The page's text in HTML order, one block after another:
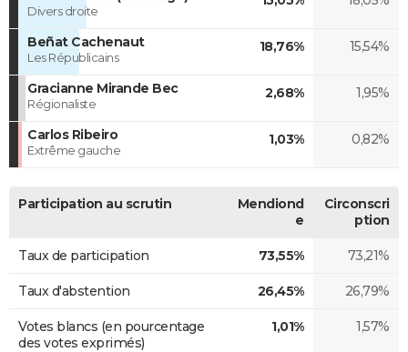
Divers droite
Beñat Cachenaut
Les Républicains
18,76% 15,54%
Gracianne Mirande Bec
Régionaliste
2,68% 1,95%
Carlos Ribeiro
Extrême gauche
1,03% 0,82%
Participation au scrutin
Mendiond
e
Circonscri
ption
Taux de participation 73,55% 73,21%
Taux d'abstention 26,45% 26,79%
Votes blancs (en pourcentage
des votes exprimés)
1,01% 1,57%